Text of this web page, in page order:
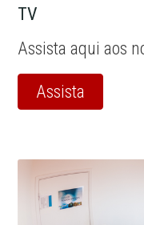
TV
Assista aqui aos
Assista